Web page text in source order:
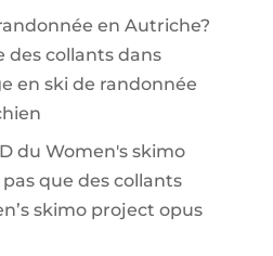
en Autriche?
des collantsdans
en ski de randonnée
du Women's skimo
que des collants
skimo project opus